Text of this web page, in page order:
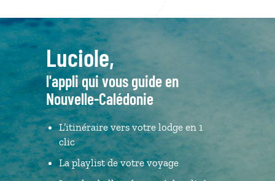
Luciole,
l'appli qui vous guide en
Nouvelle-Calédonie
L’itinéraire vers votre lodge en 1
clic
La playlist de votre voyage